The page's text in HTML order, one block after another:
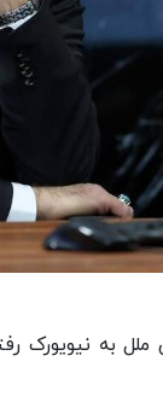
به نیویورک